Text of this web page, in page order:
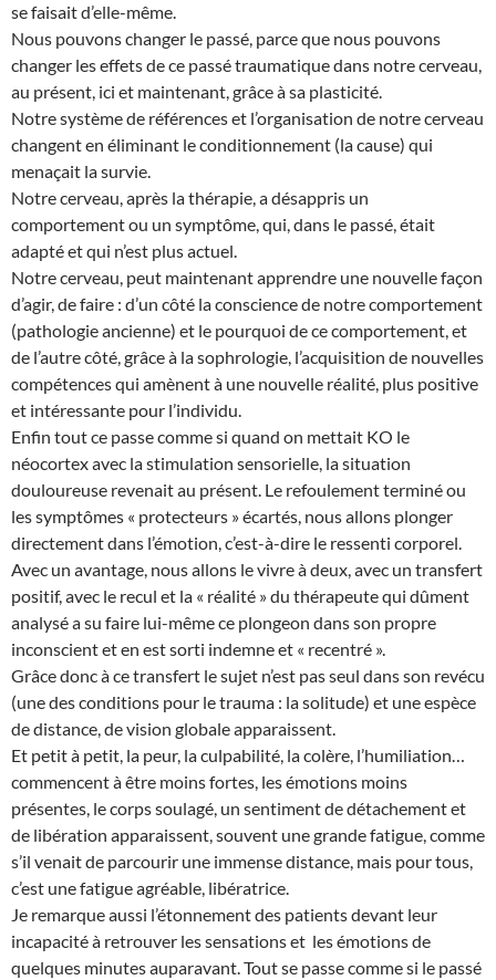
se faisait d’elle-même.
Nous pouvons changer le passé, parce que nous pouvons
changer les effets de ce passé traumatique dans notre cerveau,
au présent, ici et maintenant, grâce à sa plasticité.
Notre système de références et l’organisation de notre cerveau
changent en éliminant le conditionnement (la cause) qui
menaçait la survie.
Notre cerveau, après la thérapie, a désappris un
comportement ou un symptôme, qui, dans le passé, était
adapté et qui n’est plus actuel.
Notre cerveau, peut maintenant apprendre une nouvelle façon
d’agir, de faire : d’un côté la conscience de notre comportement
(pathologie ancienne) et le pourquoi de ce comportement, et
de l’autre côté, grâce à la sophrologie, l’acquisition de nouvelles
compétences qui amènent à une nouvelle réalité, plus positive
et intéressante pour l’individu.
Enfin tout ce passe comme si quand on mettait KO le
néocortex avec la stimulation sensorielle, la situation
douloureuse revenait au présent. Le refoulement terminé ou
les symptômes « protecteurs » écartés, nous allons plonger
directement dans l’émotion, c’est-à-dire le ressenti corporel.
Avec un avantage, nous allons le vivre à deux, avec un transfert
positif, avec le recul et la « réalité » du thérapeute qui dûment
analysé a su faire lui-même ce plongeon dans son propre
inconscient et en est sorti indemne et « recentré ».
Grâce donc à ce transfert le sujet n’est pas seul dans son revécu
(une des conditions pour le trauma : la solitude) et une espèce
de distance, de vision globale apparaissent.
Et petit à petit, la peur, la culpabilité, la colère, l’humiliation…
commencent à être moins fortes, les émotions moins
présentes, le corps soulagé, un sentiment de détachement et
de libération apparaissent, souvent une grande fatigue, comme
s’il venait de parcourir une immense distance, mais pour tous,
c’est une fatigue agréable, libératrice.
Je remarque aussi l’étonnement des patients devant leur
incapacité à retrouver les sensations et les émotions de
quelques minutes auparavant. Tout se passe comme si le passé